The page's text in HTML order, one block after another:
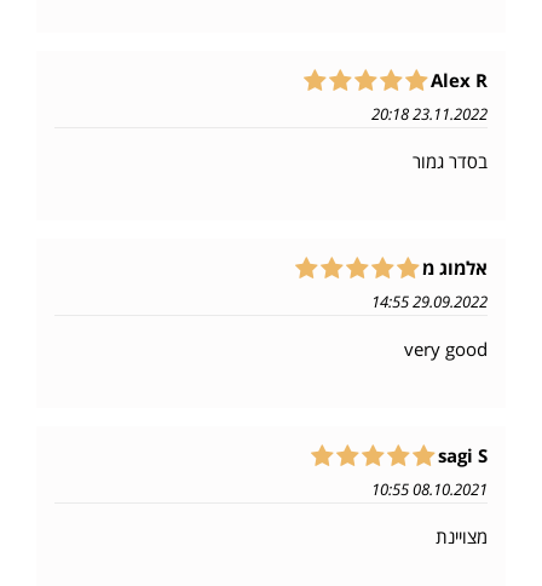
Alex R
23.11.2022 20:18
בסדר גמור
אלמוג מ
29.09.2022 14:55
very good
sagi S
08.10.2021 10:55
מצויינת